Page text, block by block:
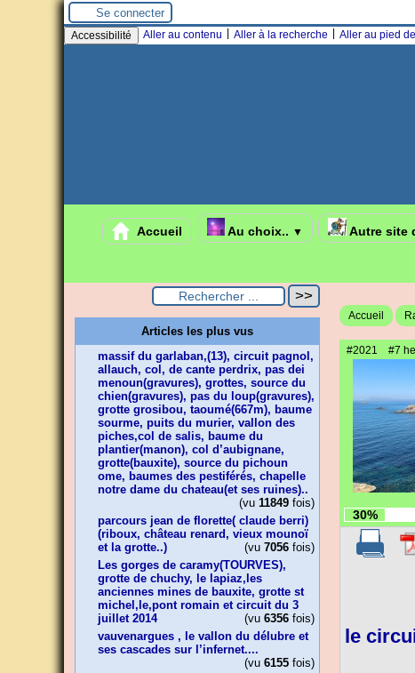
Panneau de gestion des cookies
Se connecter
Accessibilité Aller au contenu Aller à la recherche Aller au pied
Accueil Au choix.. ▼ Autre site
Accueil
#2021 #7
30%
le
Articles les plus vus
massif du garlaban,(13), circuit pagnol,
allauch, col, de cante perdrix, pas dei
menoun(gravures), grottes, source du
chien(gravures), pas du loup(gravures),
grotte grosibou, taoumé(667m), baume
sourme, puits du murier, vallon des
piches,col de salis, baume du
plantier(manon), col d’aubignane,
grotte(bauxite), source du pichoun
ome, baumes des pestiférés, chapelle
notre dame du chateau(et ses ruines)..
(vu 11849 fois)
parcours jean de florette( claude berri)
(riboux, château renard, vieux mounoï
et la grotte..)
(vu 7056 fois)
Les gorges de caramy(TOURVES),
grotte de chuchy, le lapiaz,les
anciennes mines de bauxite, grotte st
michel,le,pont romain et circuit du 3
juillet 2014
(vu 6356 fois)
vauvenargues , le vallon du délubre et
ses cascades sur l’infernet....
(vu 6155 fois)